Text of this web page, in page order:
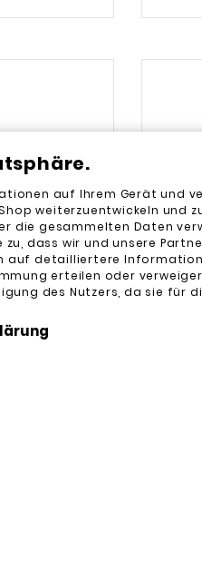
auf Ihrem Gerät und
weiterzuentwickeln und
die gesammelten Daten
dass wir und unsere
auf detailliertere
erteilen oder
des Nutzers, da sie für